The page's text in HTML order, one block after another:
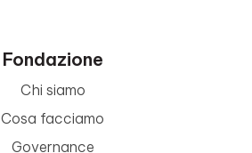
Fondazione
Chi siamo
Cosa facciamo
Governance